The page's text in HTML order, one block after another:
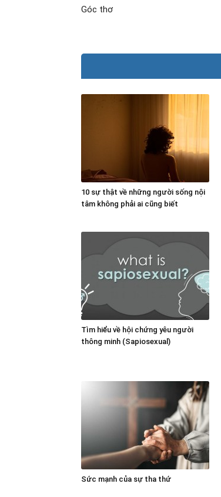
Góc thơ
10 sự thật về những người sống nội
tâm không phải ai cũng biết
Tìm hiểu về hội chứng yêu người
thông minh (Sapiosexual)
Sức mạnh của sự tha thứ